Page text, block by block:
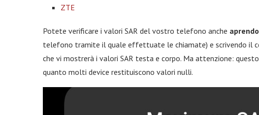
ZTE
Potete verificare i valori SAR del vostro telefono anche
telefono tramite il quale effettuate le chiamate) e scrivendo il
che vi mostrerà i valori SAR testa e corpo. Ma attenzione:
quanto molti device restituiscono valori nulli.